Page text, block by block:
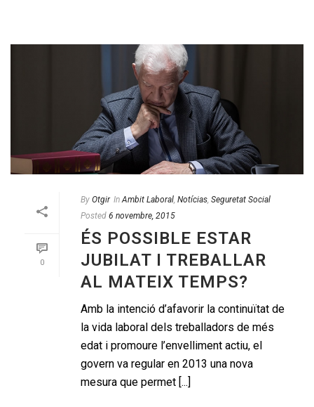
0
By Otgir In Ambit Laboral Notícias Seguretat Social
Posted 6 novembre, 2015
ÉS POSSIBLE ESTAR
JUBILAT I TREBALLAR
AL MATEIX TEMPS?
Amb la intenció d’afavorir la continuïtat de
la vida laboral dels treballadors de més
edat i promoure l’envelliment actiu, el
govern va regular en 2013 una nova
mesura que permet [...]